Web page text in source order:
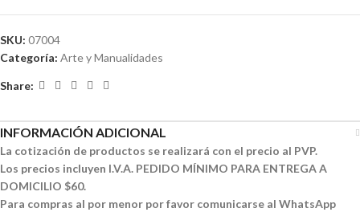
SKU: 07004
Categoría: Arte y Manualidades
Share:
INFORMACIÓN ADICIONAL
La cotización de productos se realizará con el precio al PVP.
Los precios incluyen I.V.A. PEDIDO MÍNIMO PARA ENTREGA A
DOMICILIO $60.
Para compras al por menor por favor comunicarse al WhatsApp